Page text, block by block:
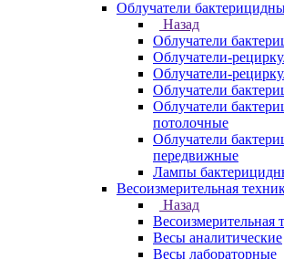
Облучатели
Назад
Облучатели
Облучатели-
Облучатели-
Облучатели
Облучатели
потолочные
Облучатели
передвижные
Лампы
Весоизмерительная
Назад
Весоизмерительная
Весы аналитические
Весы лабораторные